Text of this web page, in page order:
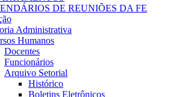
DE REUNIÕES DA FE
Administrativa
Humanos
Docentes
Funcionários
Arquivo Setorial
Histórico
Boletins Eletrônicos